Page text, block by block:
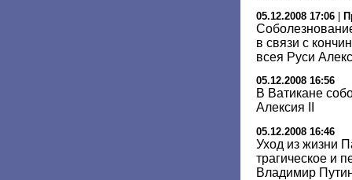
05.12.2008 17:06
в связи с
всея Руси
05.12.2008 16:56
В Ватикане
Алексия II
05.12.2008 16:46
Уход из жизни
трагическое и
Владимир